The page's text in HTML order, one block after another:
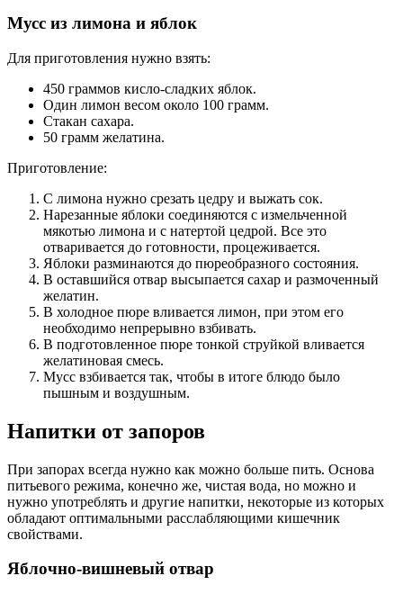
Мусс из лимона и яблок
Для приготовления нужно взять:
450 граммов кисло-сладких яблок.
Один лимон весом около 100 грамм.
Стакан сахара.
50 грамм желатина.
Приготовление:
С лимона нужно срезать цедру и выжать сок.
Нарезанные яблоки соединяются с измельченной
мякотью лимона и с натертой цедрой. Все это
отваривается до готовности, процеживается.
Яблоки разминаются до пюреобразного состояния.
В оставшийся отвар высыпается сахар и размоченный
желатин.
В холодное пюре вливается лимон, при этом его
необходимо непрерывно взбивать.
В подготовленное пюре тонкой струйкой вливается
желатиновая смесь.
Мусс взбивается так, чтобы в итоге блюдо было
пышным и воздушным.
Напитки от запоров
При запорах всегда нужно как можно больше пить. Основа
питьевого режима, конечно же, чистая вода, но можно и
нужно употреблять и другие напитки, некоторые из которых
обладают оптимальными расслабляющими кишечник
свойствами.
Яблочно-вишневый отвар